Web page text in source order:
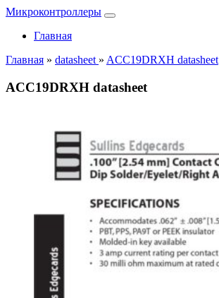
Микроконтроллеры
Главная
Главная » datasheet » ACC19DRXH datasheet
ACC19DRXH datasheet